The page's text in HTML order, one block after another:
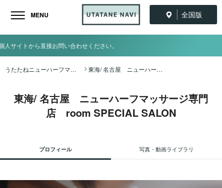
全国版
MENU
い。
うたたねニューハーフマッサージ全国ナビ TOP 東海/ 名古屋 ニューハーフマッサージ専門店 room SPECIAL SALON
東海/ 名古屋 ニューハーフマッサージ専門
店 room SPECIAL SALON
プロフィール 写真・動画ライブラリ